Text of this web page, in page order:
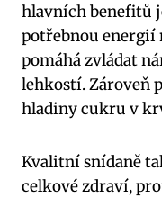
hlavních benefitů
potřebnou energií
pomáhá zvládat
lehkostí. Zároveň
hladiny cukru v
Kvalitní snídaně
celkové zdraví,